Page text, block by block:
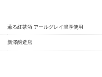
薫る紅茶酒 アールグレイ濃厚使用
新澤醸造店